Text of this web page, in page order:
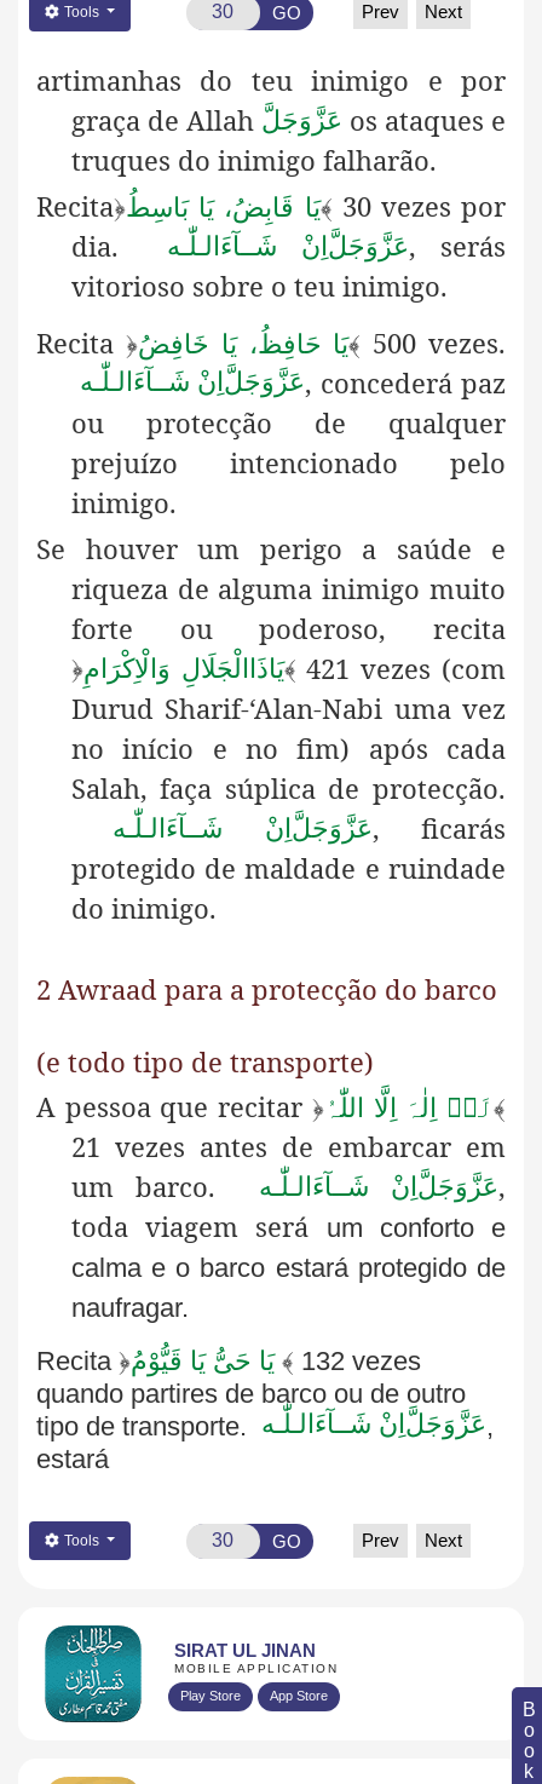
Tools GO Prev Next
artimanhas do teu inimigo e por
graça de Allah عَزَّوَجَلَّ os ataques e
truques do inimigo falharão.
Recita﴿یَا قَابِضُ، یَا بَاسِطُ﴾ 30 vezes por
dia.
اِنْ شَــآءَالـلّٰـهعَزَّوَجَلَّ, serás
vitorioso sobre o teu inimigo.
Recita ﴿یَا حَافِظُ، یَا خَافِضُ﴾ 500 vezes.
اِنْ شَــآءَالـلّٰـه عَزَّوَجَلَّ, concederá paz
ou protecção de qualquer
prejuízo intencionado pelo
inimigo.
Se houver um perigo a saúde e
riqueza de alguma inimigo muito
forte ou poderoso, recita
﴿یَاذَاالْجَلَالِ وَالْاِکْرَامِ﴾ 421 vezes (com
Durud Sharif-‘Alan-Nabi uma vez
no início e no fim) após cada
Salah, faça súplica de protecção.
اِنْ شَــآءَالـلّٰـهعَزَّوَجَلَّ, ficarás
protegido de maldade e ruindade
do inimigo.
2 Awraad para a protecção do barco
(e todo tipo de transporte)
A pessoa que recitar ﴿لَاۤ اِلٰہَ اِلَّا اللّٰہُ﴾
21 vezes antes de embarcar em
um barco.
اِنْ شَــآءَالـلّٰـهعَزَّوَجَلَّ,
toda viagem será
um conforto e
calma e o barco estará protegido de
naufragar.
Recita ﴿یَا حَیُّ یَا قَیُّوْمُ ﴾ 132 vezes
quando partires de barco ou de outro
tipo de transporte. اِنْ شَــآءَالـلّٰـه عَزَّوَجَلَّ,
estará
Tools GO Prev Next
SIRAT UL JINAN
MOBILE APPLICATION
Play Store App Store